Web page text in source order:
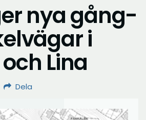
nya gång-
i
Lina
Dela